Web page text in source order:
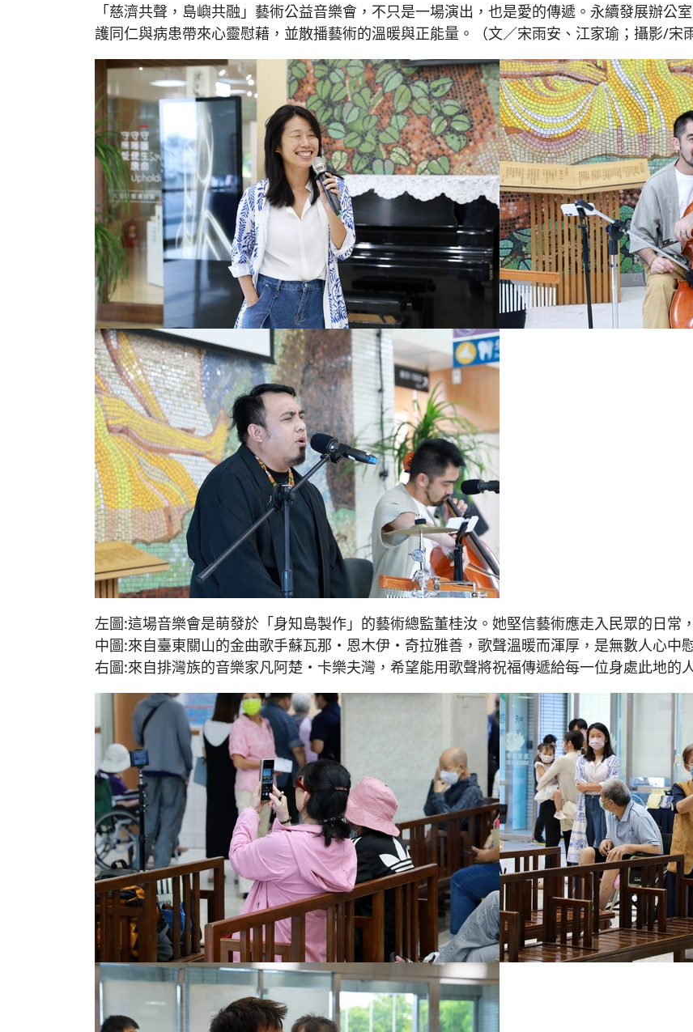
「慈濟共聲，島嶼共融」藝術公益音樂會，不只是一場演出，也是愛的傳遞。永續發展辦公
護同仁與病患帶來心靈慰藉，並散播藝術的溫暖與正能量。（文／宋雨安、江家瑜；攝影/宋雨
左圖:這場音樂會是萌發於「身知島製作」的藝術總監董桂汝。她堅信藝術應走入民眾的日常
中圖:來自臺東關山的金曲歌手蘇瓦那・恩木伊・奇拉雅善，歌聲溫暖而渾厚，是無數人心中
右圖:來自排灣族的音樂家凡阿楚・卡樂夫灣，希望能用歌聲將祝福傳遞給每一位身處此地的